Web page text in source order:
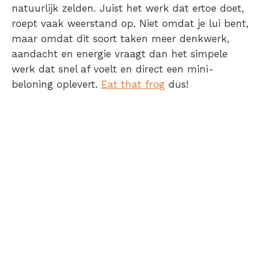
natuurlijk zelden. Juist het werk dat ertoe doet,
roept vaak weerstand op. Niet omdat je lui bent,
maar omdat dit soort taken meer denkwerk,
aandacht en energie vraagt dan het simpele
werk dat snel af voelt en direct een mini-
beloning oplevert. Eat that frog dus!